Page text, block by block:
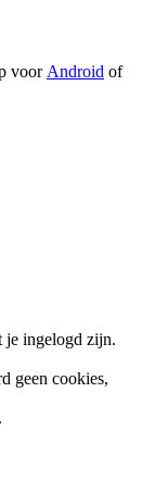
voor Android of
je ingelogd zijn.
geen cookies,